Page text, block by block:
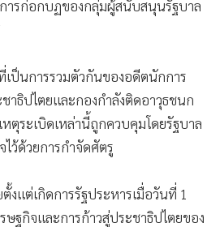
ารก่อกบฏของกลุ่มผู้สนับสนุนรัฐบาล
เป็นการรวมตัวกันของอดีตนักการ
าธิปไตยและกองกำลังติดอาวุธชนก
ตุระเบิดเหล่านี้ถูกควบคุมโดยรัฐบาล
ว้ด้วยการกำจัดศัตรู
งแต่เกิดการรัฐประหารเมื่อวันที่ 1
ฐกิจและการก้าวสู่ประชาธิปไตยของ